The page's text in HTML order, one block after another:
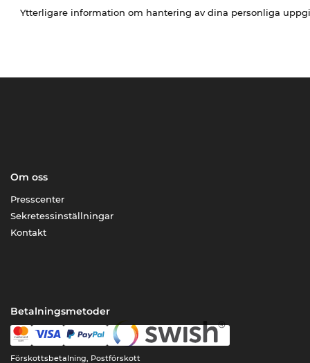
Ytterligare information om hantering av dina personliga
Om oss
Presscenter
Sekretessinställningar
Kontakt
Betalningsmetoder
Förskottsbetalning, Postförskott